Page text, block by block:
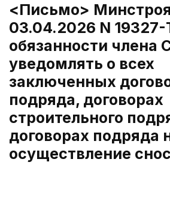
<Письмо>
03.04.2026 N
обязанности члена
уведомлять о всех
заключенных
подряда, договорах
строительного
договорах подряда
осуществление